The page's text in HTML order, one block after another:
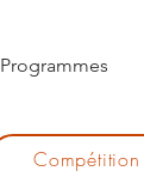
Programmes
Compétition